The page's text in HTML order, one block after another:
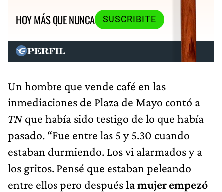
HOY MÁS QUE NUNCA
SUSCRIBITE
Un hombre que vende café en las
inmediaciones de Plaza de Mayo contó a
TNque había sido testigo de lo que había
pasado. “Fue entre las 5 y 5.30 cuando
estaban durmiendo. Los vi alarmados y a
los gritos. Pensé que estaban peleando
entre ellos pero despuésla mujer empezó